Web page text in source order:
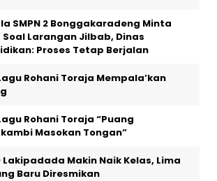
SMPN 2 Bonggakaradeng Minta
Soal Larangan Jilbab, Dinas
Proses Tetap Berjalan
Rohani Toraja Mempala’kan
Rohani Toraja “Puang
Masokan Tongan”
Lakipadada Makin Naik Kelas, Lima
Baru Diresmikan